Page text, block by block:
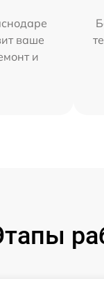
ваше
и